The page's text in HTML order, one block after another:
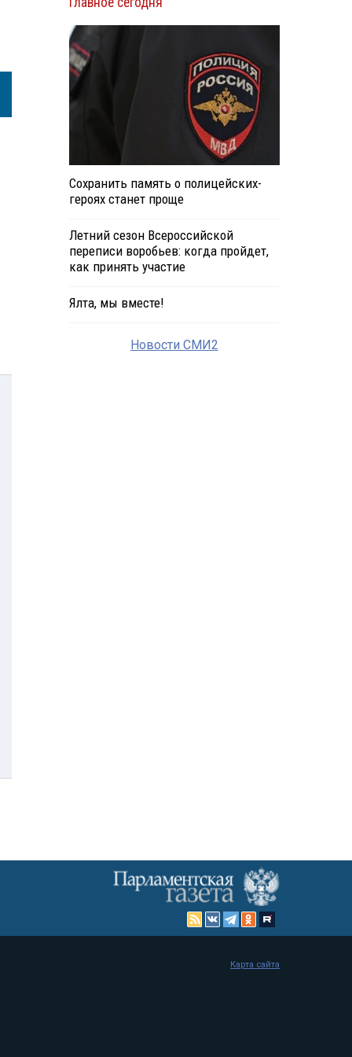
Сохранить память о полицейских-
героях станет проще
Летний сезон Всероссийской
переписи воробьев: когда пройдет,
как принять участие
Ялта, мы вместе!
Новости СМИ2
Карта сайта